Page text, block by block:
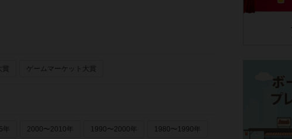
ゲームマーケット大賞
2000〜2010年 1990〜2000年 1980〜1990年